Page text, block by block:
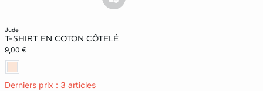
jude
T-SHIRT EN COTON CÔTELÉ
9,00 €
Derniers prix : 3 articles
basketfull